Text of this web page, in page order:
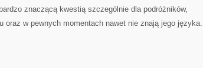
znaczącą kwestią szczególnie dla podróżników,
oraz w pewnych momentach nawet nie znają jego języka.|